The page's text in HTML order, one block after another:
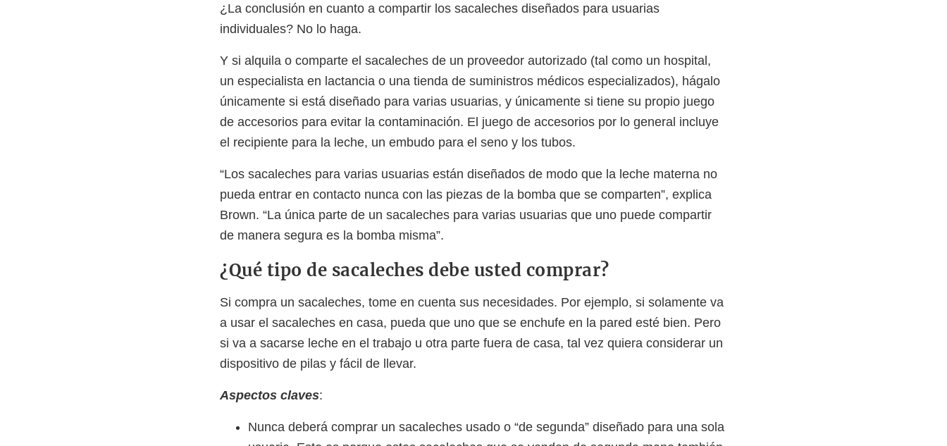
¿La conclusión en cuanto a compartir los sacaleches diseñados para usuarias
individuales? No lo haga.
Y si alquila o comparte el sacaleches de un proveedor autorizado (tal como un hospital,
un especialista en lactancia o una tienda de suministros médicos especializados), hágalo
únicamente si está diseñado para varias usuarias, y únicamente si tiene su propio juego
de accesorios para evitar la contaminación. El juego de accesorios por lo general incluye
el recipiente para la leche, un embudo para el seno y los tubos.
“Los sacaleches para varias usuarias están diseñados de modo que la leche materna no
pueda entrar en contacto nunca con las piezas de la bomba que se comparten”, explica
Brown. “La única parte de un sacaleches para varias usuarias que uno puede compartir
de manera segura es la bomba misma”.
¿Qué tipo de sacaleches debe usted comprar?
Si compra un sacaleches, tome en cuenta sus necesidades. Por ejemplo, si solamente va
a usar el sacaleches en casa, pueda que uno que se enchufe en la pared esté bien. Pero
si va a sacarse leche en el trabajo u otra parte fuera de casa, tal vez quiera considerar un
dispositivo de pilas y fácil de llevar.
Aspectos claves:
Nunca deberá comprar un sacaleches usado o “de segunda” diseñado para una sola